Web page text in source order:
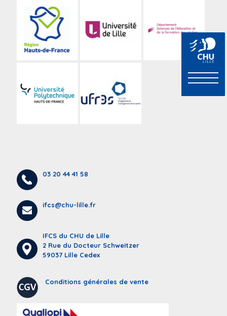
03 20 44 41 58
ifcs@chu-lille.fr
IFCS du CHU de Lille
2 Rue du Docteur Schweitzer
59037 Lille Cedex
Conditions générales de vente